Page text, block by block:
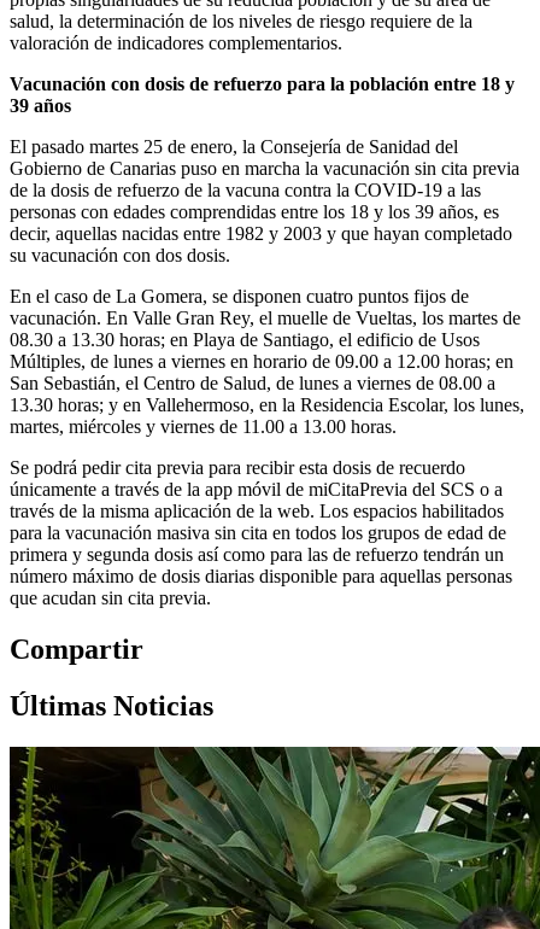
salud, la determinación de los niveles de riesgo requiere de la
valoración de indicadores complementarios.
Vacunación con dosis de refuerzo para la población entre 18 y
39 años
El pasado martes 25 de enero, la Consejería de Sanidad del
Gobierno de Canarias puso en marcha la vacunación sin cita previa
de la dosis de refuerzo de la vacuna contra la COVID-19 a las
personas con edades comprendidas entre los 18 y los 39 años, es
decir, aquellas nacidas entre 1982 y 2003 y que hayan completado
su vacunación con dos dosis.
En el caso de La Gomera, se disponen cuatro puntos fijos de
vacunación. En Valle Gran Rey, el muelle de Vueltas, los martes de
08.30 a 13.30 horas; en Playa de Santiago, el edificio de Usos
Múltiples, de lunes a viernes en horario de 09.00 a 12.00 horas; en
San Sebastián, el Centro de Salud, de lunes a viernes de 08.00 a
13.30 horas; y en Vallehermoso, en la Residencia Escolar, los lunes,
martes, miércoles y viernes de 11.00 a 13.00 horas.
Se podrá pedir cita previa para recibir esta dosis de recuerdo
únicamente a través de la app móvil de miCitaPrevia del SCS o a
través de la misma aplicación de la web. Los espacios habilitados
para la vacunación masiva sin cita en todos los grupos de edad de
primera y segunda dosis así como para las de refuerzo tendrán un
número máximo de dosis diarias disponible para aquellas personas
que acudan sin cita previa.
Compartir
Últimas Noticias